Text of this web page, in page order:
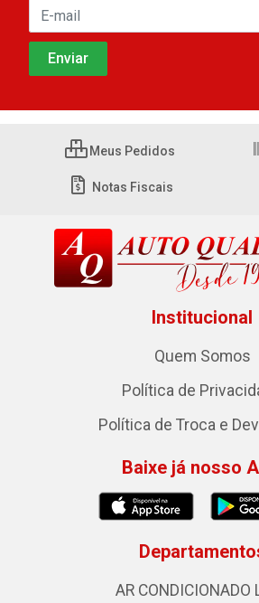
Meus Pedidos
Notas Fiscais
Institucional
Quem Somos
Política de
Política de Troca e
Baixe já nosso
AR CONDICIONADO